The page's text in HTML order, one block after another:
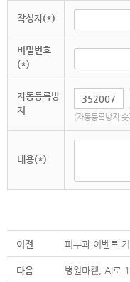
작성자(*)
비밀번호
(*)
자동등록방
지
(자동등록방지
내용(*)
이전 피부과 이벤트
다음 병원마켙, AI로